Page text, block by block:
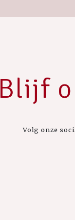
Blijf
Volg onze